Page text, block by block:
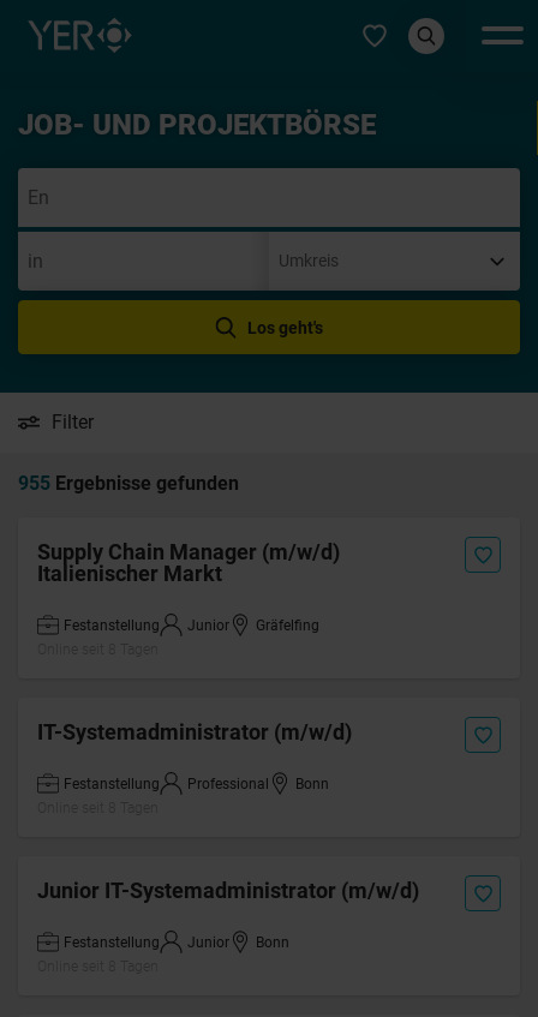
Typ auswählen
JOB- UND PROJEKTBÖRSE
Los geht's
Filter
955 Ergebnisse gefunden
Supply Chain Manager (m/w/d)
Italienischer Markt
Festanstellung Junior
Gräfelfing
IT-Systemadministrator (m/w/d)
Festanstellung Professional
Bonn
Junior IT-Systemadministrator (m/w/d)
Festanstellung Junior
Bonn